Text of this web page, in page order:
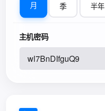
月 季 半年
主机密码